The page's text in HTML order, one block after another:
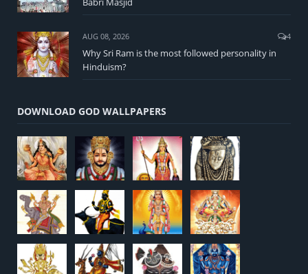
AUG 08, 2026 4
Why Sri Ram is the most followed personality in
Hinduism?
DOWNLOAD GOD WALLPAPERS